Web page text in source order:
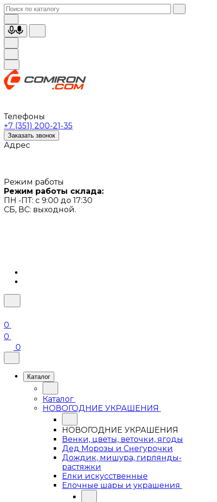
Телефоны
+7 (351) 200-21-35
Заказать звонок
Адрес
Режим работы
Режим работы склада:
ПН -ПТ: с 9:00 до 17:30
СБ, ВС: выходной.
0
0
0
Каталог
Каталог
НОВОГОДНИЕ УКРАШЕНИЯ
НОВОГОДНИЕ УКРАШЕНИЯ
Венки, цветы, веточки, ягоды
Дед Морозы и Снегурочки
Дождик, мишура, гирлянды-
растяжки
Елки искусственные
Елочные шары и украшения